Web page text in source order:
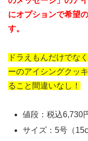
にオプションで希望
す。
ドラえもんだけでな
ーのアイシングクッ
ること間違いなし！
値段：税込6,730
サイズ：5号（